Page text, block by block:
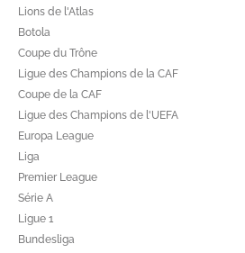
Lions de l'Atlas
Botola
Coupe du Trône
Ligue des Champions de la CAF
Coupe de la CAF
Ligue des Champions de l'UEFA
Europa League
Liga
Premier League
Série A
Ligue 1
Bundesliga